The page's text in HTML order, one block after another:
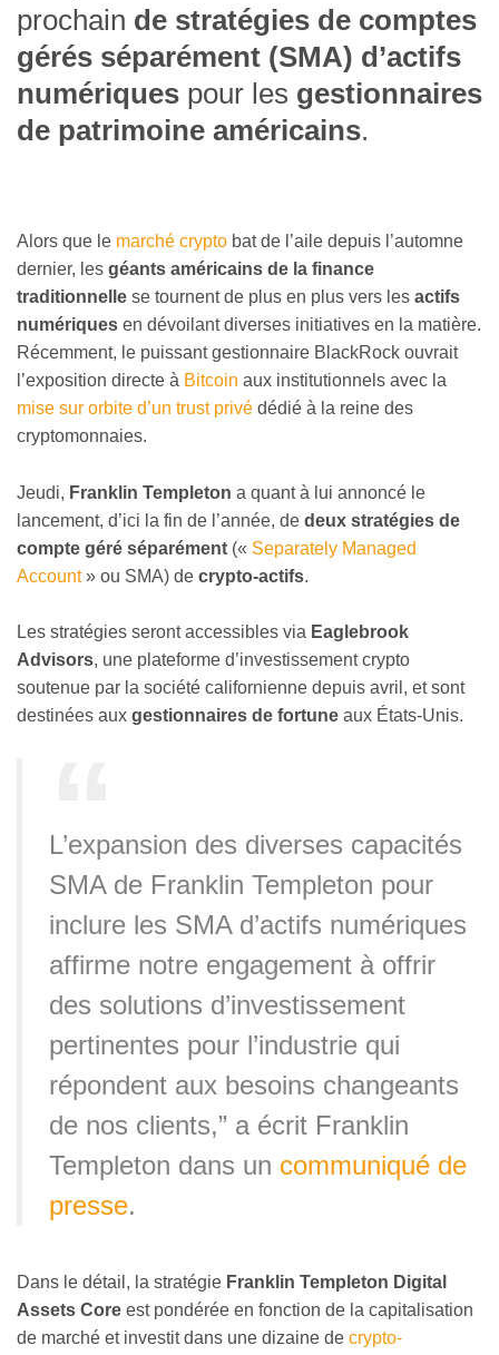
prochain de stratégies de comptes
gérés séparément (SMA) d’actifs
numériques pour les gestionnaires
de patrimoine américains.
Alors que le marché crypto bat de l’aile depuis l’automne
dernier, les géants américains de la finance
traditionnelle se tournent de plus en plus vers les actifs
numériques en dévoilant diverses initiatives en la matière.
Récemment, le puissant gestionnaire BlackRock ouvrait
l’exposition directe à Bitcoin aux institutionnels avec la
mise sur orbite d’un trust privé dédié à la reine des
cryptomonnaies.
Jeudi, Franklin Templeton a quant à lui annoncé le
lancement, d’ici la fin de l’année, de deux stratégies de
compte géré séparément (« Separately Managed
Account» ou SMA) de crypto-actifs.
Les stratégies seront accessibles via Eaglebrook
Advisors, une plateforme d’investissement crypto
soutenue par la société californienne depuis avril, et sont
destinées aux gestionnaires de fortune aux États-Unis.
L’expansion des diverses capacités
SMA de Franklin Templeton pour
inclure les SMA d’actifs numériques
affirme notre engagement à offrir
des solutions d’investissement
pertinentes pour l’industrie qui
répondent aux besoins changeants
de nos clients,” a écrit Franklin
Templeton dans un communiqué de
presse.
Dans le détail, la stratégie Franklin Templeton Digital
Assets Core est pondérée en fonction de la capitalisation
de marché et investit dans une dizaine de crypto-